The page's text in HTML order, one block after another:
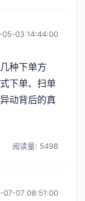
05-03 14:44:00
种下单方
下单、扫单
动背后的真
阅读量: 5498
07-07 08:51:00